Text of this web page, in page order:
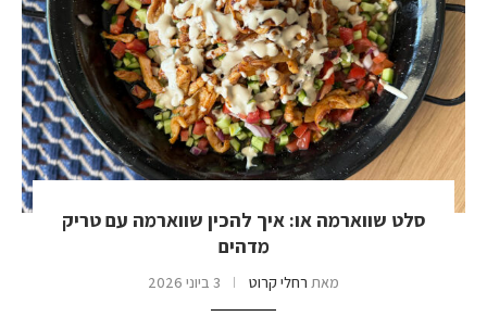
סלט שווארמה או: איך להכין שווארמה עם טריק
מדהים
מאת רחלי קרוט 3 ביוני 2026